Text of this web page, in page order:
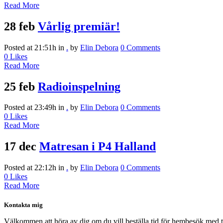
Read More
28 feb Vårlig premiär!
Posted at 21:51h in . by Elin Debora 0 Comments
0 Likes
Read More
25 feb Radioinspelning
Posted at 23:49h in . by Elin Debora 0 Comments
0 Likes
Read More
17 dec Matresan i P4 Halland
Posted at 22:12h in . by Elin Debora 0 Comments
0 Likes
Read More
Kontakta mig